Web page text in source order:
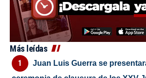
Más leídas
Juan Luis Guerra se